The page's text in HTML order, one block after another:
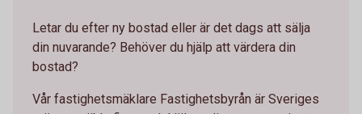
Letar du efter ny bostad eller är det dags att sälja
din nuvarande? Behöver du hjälp att värdera din
bostad?
Vår fastighetsmäklare Fastighetsbyrån är Sveriges